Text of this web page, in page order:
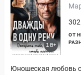
18+
ОТ
Юношеская любовь